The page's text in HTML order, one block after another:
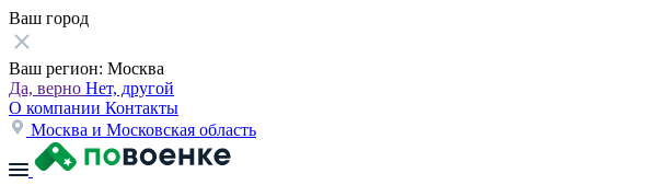
Ваш город
Ваш регион: Москва
Да, верно Нет, другой
О компании Контакты
Москва и Московская область